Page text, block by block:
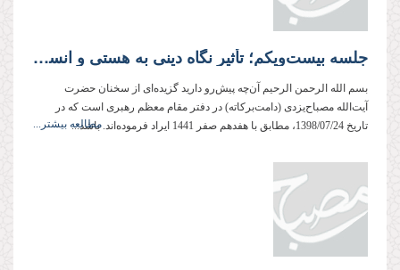
جلسه بیست‌ویکم؛ تأثیر نگاه دینی به هستی و انسان در عمل و تربیت
بسم الله الرحمن الرحیم آن‌چه پیش‌رو دارید گزیده‌ای از سخنان حضرت
آیت‌الله مصباح‌یزدی (دامت‌بركاته) در دفتر مقام معظم رهبری است كه در
تاریخ 1398/07/24، مطابق با هفدهم صفر 1441 ایراد فرموده‌اند. باشد...
مطالعه بیشتر...